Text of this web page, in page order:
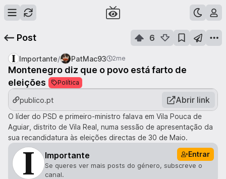
Post 6
Importante/ PatMac93 2me
Montenegro diz que o povo está farto de
eleições
Política
publico.pt Abrir link
O líder do PSD e primeiro-ministro falava em Vila Pouca de
Aguiar, distrito de Vila Real, numa sessão de apresentação da
sua recandidatura às eleições directas de 30 de Maio.
Importante Entrar
Se queres ver mais posts do género, subscreve o
canal.